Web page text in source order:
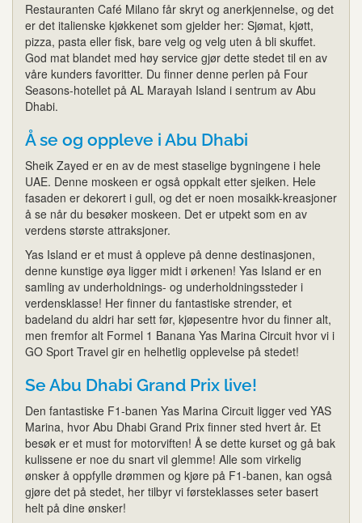
Restauranten Café Milano får skryt og anerkjennelse, og det
er det italienske kjøkkenet som gjelder her: Sjømat, kjøtt,
pizza, pasta eller fisk, bare velg og velg uten å bli skuffet.
God mat blandet med høy service gjør dette stedet til en av
våre kunders favoritter. Du finner denne perlen på Four
Seasons-hotellet på AL Marayah Island i sentrum av Abu
Dhabi.
Å se og oppleve i Abu Dhabi
Sheik Zayed er en av de mest staselige bygningene i hele
UAE. Denne moskeen er også oppkalt etter sjeiken. Hele
fasaden er dekorert i gull, og det er noen mosaikk-kreasjoner
å se når du besøker moskeen. Det er utpekt som en av
verdens største attraksjoner.
Yas Island er et must å oppleve på denne destinasjonen,
denne kunstige øya ligger midt i ørkenen! Yas Island er en
samling av underholdnings- og underholdningssteder i
verdensklasse! Her finner du fantastiske strender, et
badeland du aldri har sett før, kjøpesentre hvor du finner alt,
men fremfor alt Formel 1 Banana Yas Marina Circuit hvor vi i
GO Sport Travel gir en helhetlig opplevelse på stedet!
Se Abu Dhabi Grand Prix live!
Den fantastiske F1-banen Yas Marina Circuit ligger ved YAS
Marina, hvor Abu Dhabi Grand Prix finner sted hvert år. Et
besøk er et must for motorviften! Å se dette kurset og gå bak
kulissene er noe du snart vil glemme! Alle som virkelig
ønsker å oppfylle drømmen og kjøre på F1-banen, kan også
gjøre det på stedet, her tilbyr vi førsteklasses seter basert
helt på dine ønsker!